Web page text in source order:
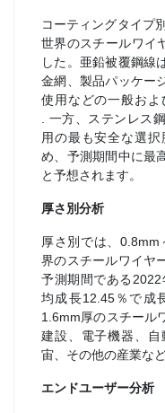
コーティングタイプ
世界のスチールワイ
した。亜鉛被覆鋼線
金網、製品パッケー
使用などの一般およ
. 一方、ステンレス
用の最も安全な選
め、予測期間中に最
と予想されます。
厚さ別分析
厚さ別では、
界のスチールワイヤ
予測期間である
均成長12.45％で成
1.6mm厚のスチール
建設、電子機器、
宙、その他の産業な
エンドユーザー分析